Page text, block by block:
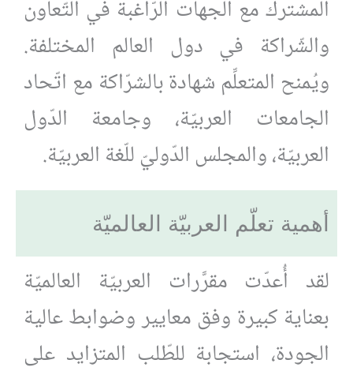
المشترك مع الجهات الرّاغبة في التّعاون
والشّراكة في دول العالم المختلفة.
ويُمنح المتعلِّم شهادة بالشرّاكة مع اتّحاد
الجامعات العربيّة، وجامعة الدّول
العربيّة، والمجلس الدّوليّ للّغة العربيّة.
أهمية تعلّم العربيّة العالميّة
لقد أُعدّت مقرَّرات العربيّة العالميّة
بعناية كبيرة وفق معايير وضوابط عالية
الجودة، استجابة للطّلب المتزايد على